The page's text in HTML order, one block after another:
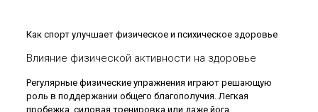
Как спорт улучшает физическое и психическое здоровье
Влияние физической активности на здоровье
Регулярные физические упражнения играют решающую
роль в поддержании общего благополучия. Легкая
пробежка, силовая тренировка или даже йога